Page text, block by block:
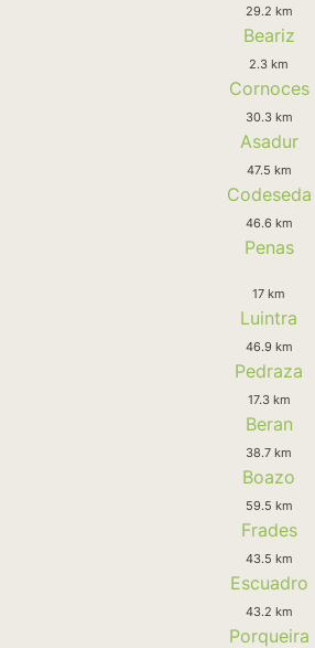
29.2 km
Beariz
2.3 km
Cornoces
30.3 km
Asadur
47.5 km
Codeseda
46.6 km
Penas
17 km
Luintra
46.9 km
Pedraza
17.3 km
Beran
38.7 km
Boazo
59.5 km
Frades
43.5 km
Escuadro
43.2 km
Porqueira